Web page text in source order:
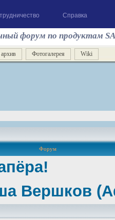
Справка
форум по продуктам
Фотогалерея Wiki
Форум
Вершков